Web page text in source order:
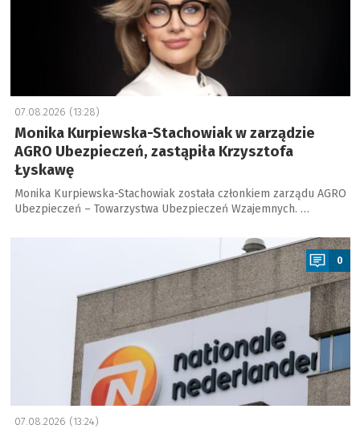
07.08.2026 (13:28)
Monika Kurpiewska-Stachowiak w zarządzie
AGRO Ubezpieczeń, zastąpiła Krzysztofa
Łyskawę
Monika Kurpiewska-Stachowiak została członkiem zarządu AGRO
Ubezpieczeń – Towarzystwa Ubezpieczeń Wzajemnych. …
0
07.08.2026 (13:24)